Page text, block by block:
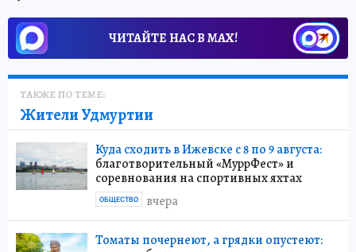
ЧИТАЙТЕ НАС В МАХ!
ТАКЖЕ ПО ТЕМЕ:
Жители Удмуртии
Куда сходить в Ижевске с 8 по 9 августа:
благотворительный «МуррФест» и
соревнования на спортивных яхтах
вчера
ОБЩЕСТВО
Томаты почернеют, а грядки опустеют: